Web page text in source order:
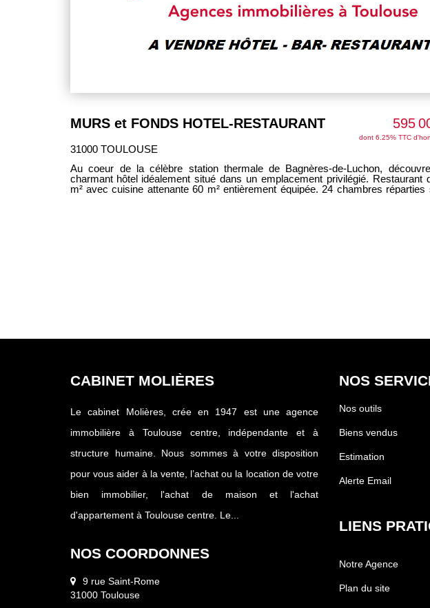
MURS et FONDS HOTEL-RESTAURANT 595
dont 6.25% TTC
31000 TOULOUSE
Au coeur de la célèbre station thermale de Bagnères-de-Luchon,
charmant hôtel idéalement situé dans un emplacement privilégié. Restaurant de 70
m² avec cuisine attenante 60 m² entièrement équipée. 24 chambres réparties sur 3
CABINET MOLIÈRES
Le cabinet Molières, crée en 1947 est une agence
immobilière à Toulouse centre, indépendante et à
structure humaine. Nous sommes à votre disposition
pour vous aider à la vente, l’achat ou la location de votre
bien immobilier, l'achat de maison et l'achat
d'appartement à Toulouse centre. Le...
NOS COORDONNES
9 rue Saint-Rome
31000 Toulouse
NOS
Nos outils
Biens vendus
Estimation
Alerte Email
LIENS
Notre Agence
Plan du site